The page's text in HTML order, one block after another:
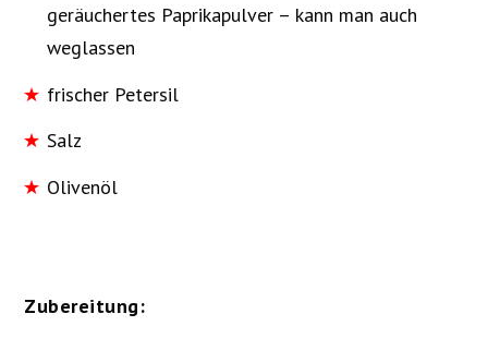
geräuchertes Paprikapulver – kann man auch
weglassen
frischer Petersil
Salz
Olivenöl
Zubereitung: